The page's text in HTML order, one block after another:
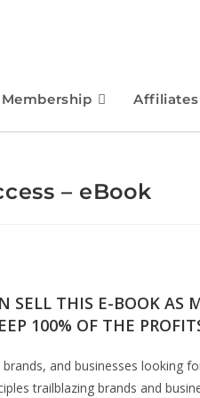
Membership Affiliates
– eBook
SELL THIS E-BOOK AS
100% OF THE
and businesses looking
trailblazing brands and